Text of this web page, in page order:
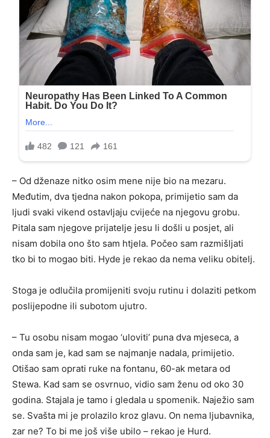
– Od dženaze nitko osim mene nije bio na mezaru.
Međutim, dva tjedna nakon pokopa, primijetio sam da
ljudi svaki vikend ostavljaju cvijeće na njegovu grobu.
Pitala sam njegove prijatelje jesu li došli u posjet, ali
nisam dobila ono što sam htjela. Počeo sam razmišljati
tko bi to mogao biti. Hyde je rekao da nema veliku obitelj.
Stoga je odlučila promijeniti svoju rutinu i dolaziti petkom
poslijepodne ili subotom ujutro.
– Tu osobu nisam mogao ‘uloviti’ puna dva mjeseca, a
onda sam je, kad sam se najmanje nadala, primijetio.
Otišao sam oprati ruke na fontanu, 60-ak metara od
Stewa. Kad sam se osvrnuo, vidio sam ženu od oko 30
godina. Stajala je tamo i gledala u spomenik. Naježio sam
se. Svašta mi je prolazilo kroz glavu. On nema ljubavnika,
zar ne? To bi me još više ubilo – rekao je Hurd.